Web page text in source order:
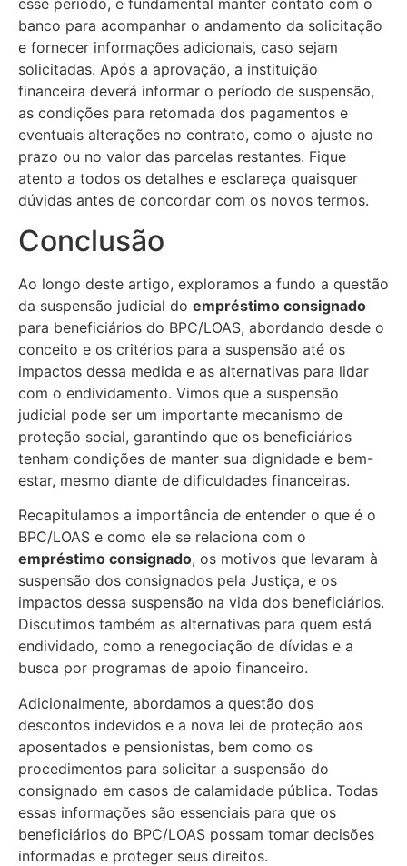
banco para acompanhar o andamento da solicitação
e fornecer informações adicionais, caso sejam
solicitadas. Após a aprovação, a instituição
financeira deverá informar o período de suspensão,
as condições para retomada dos pagamentos e
eventuais alterações no contrato, como o ajuste no
prazo ou no valor das parcelas restantes. Fique
atento a todos os detalhes e esclareça quaisquer
dúvidas antes de concordar com os novos termos.
Conclusão
Ao longo deste artigo, exploramos a fundo a questão
da suspensão judicial do empréstimo consignado
para beneficiários do BPC/LOAS, abordando desde o
conceito e os critérios para a suspensão até os
impactos dessa medida e as alternativas para lidar
com o endividamento. Vimos que a suspensão
judicial pode ser um importante mecanismo de
proteção social, garantindo que os beneficiários
tenham condições de manter sua dignidade e bem-
estar, mesmo diante de dificuldades financeiras.
Recapitulamos a importância de entender o que é o
BPC/LOAS e como ele se relaciona com o
empréstimo consignado, os motivos que levaram à
suspensão dos consignados pela Justiça, e os
impactos dessa suspensão na vida dos beneficiários.
Discutimos também as alternativas para quem está
endividado, como a renegociação de dívidas e a
busca por programas de apoio financeiro.
Adicionalmente, abordamos a questão dos
descontos indevidos e a nova lei de proteção aos
aposentados e pensionistas, bem como os
procedimentos para solicitar a suspensão do
consignado em casos de calamidade pública. Todas
essas informações são essenciais para que os
beneficiários do BPC/LOAS possam tomar decisões
informadas e proteger seus direitos.